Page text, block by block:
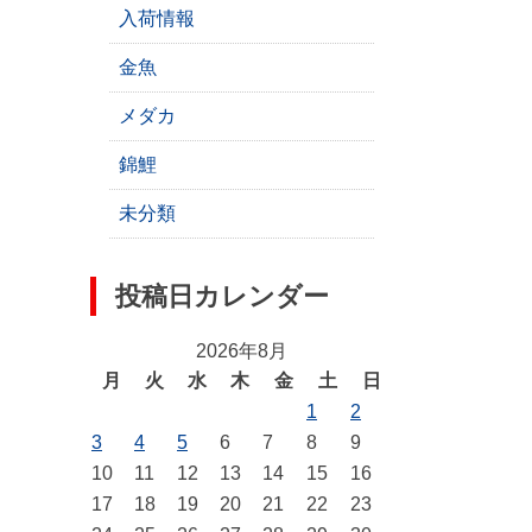
入荷情報
金魚
メダカ
錦鯉
未分類
投稿日カレンダー
2026年8月
月
火 水 木 金 土
日
1
2
3
4 5 6 7 8
9
10
11 12 13 14 15
16
17
18 19 20 21 22
23